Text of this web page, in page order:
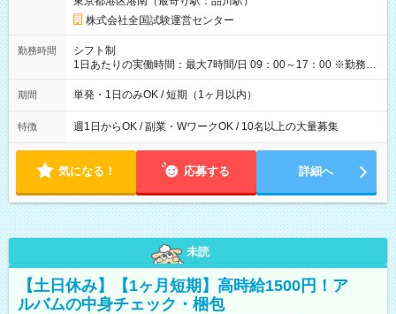
×8時間＝日収10,400円＋交通費 ※当日の役割により時給＋100
円の場合あり ・国家試験 7:00～13:30（休憩なし） 時給1,300
円（役割手当＋100円）×6時間＝日収8,400円＋交通費 【試用期
間】試用期間なし
株式会社全国試験運営センター
勤務時間
シフト制
1日あたりの実働時間：最大7時間/日 09：00～17：00 ※勤務時
間は 試験により異なります。
期間 単発・1日のみOK / 短期（1ヶ月以内）
特徴 週1日からOK / 副業・WワークOK / 10名以上の大量募集
気になる！ 応募する 詳細へ
未読
【土日休み】【1ヶ月短期】高時給1500円！ア
ルバムの中身チェック・梱包